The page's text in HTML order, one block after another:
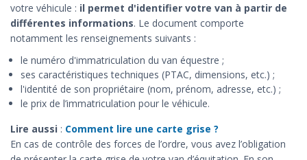
votre véhicule : il permet d'identifier votre van à partir de
différentes informations. Le document comporte
notamment les renseignements suivants :
le numéro d'immatriculation du van équestre ;
ses caractéristiques techniques (PTAC, dimensions, etc.) ;
l'identité de son propriétaire (nom, prénom, adresse, etc.) ;
le prix de l’immatriculation pour le véhicule.
Lire aussi : Comment lire une carte grise ?
En cas de contrôle des forces de l’ordre, vous avez l’obligation